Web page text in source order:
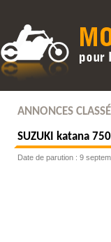
ANNONCES
SUZUKI katana
Date de parution : 9